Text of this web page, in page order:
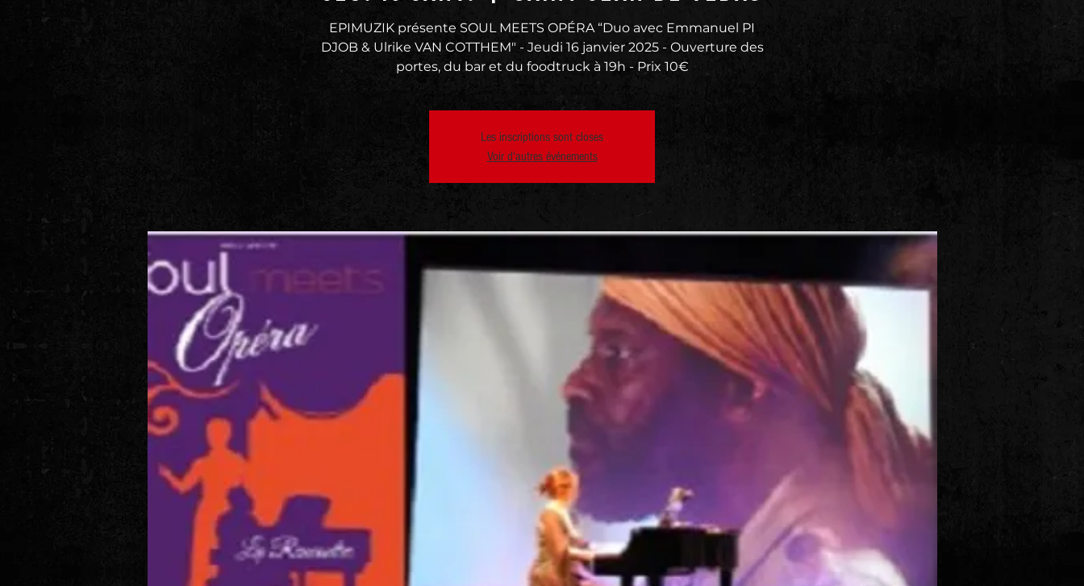
EPIMUZIK présente SOUL MEETS OPÉRA “Duo avec Emmanuel PI
DJOB & Ulrike VAN COTTHEM" - Jeudi 16 janvier 2025 - Ouverture des
portes, du bar et du foodtruck à 19h - Prix 10€
Les inscriptions sont closes
Voir d'autres événements